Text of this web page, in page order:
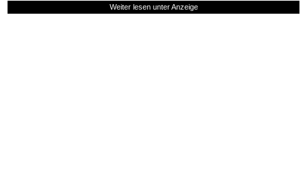
Weiter lesen unter Anzeige